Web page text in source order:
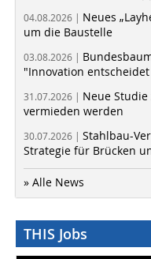
04.08.2026 | Neues
um die Baustelle
03.08.2026 |
"Innovation
31.07.2026 | Neue
vermieden werden
30.07.2026 | Stahlbau-
Strategie für Brücken
» Alle News
THIS Jobs